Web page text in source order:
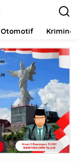
Otomotif Kriminal